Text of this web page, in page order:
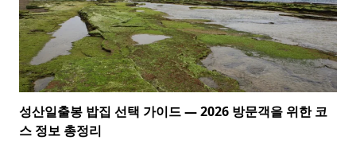
성산일출봉 밥집 선택 가이드 — 2026 방문객을 위한 코
스 정보 총정리